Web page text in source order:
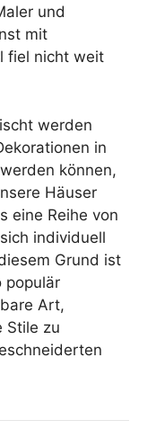
und
mit
fiel nicht weit
werden
in
können,
Häuser
eine Reihe von
individuell
Grund ist
populär
Art,
Stile zu